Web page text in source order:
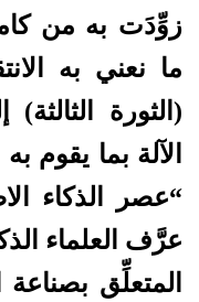
زوِّدَت به من
ما نعني به
(الثورة
الآلة بما يقوم
“عصر الذكاء
عرَّف العلماء
المتعلِّق